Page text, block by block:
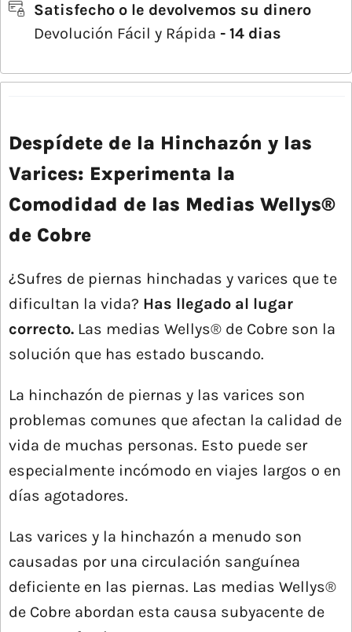
Satisfecho o le devolvemos su dinero
Devolución Fácil y Rápida - 14 dias
Despídete de la Hinchazón y las
Varices: Experimenta la
Comodidad de las Medias Wellys®
de Cobre
¿Sufres de piernas hinchadas y varices que te
dificultan la vida? Has llegado al lugar
correcto. Las medias Wellys® de Cobre son la
solución que has estado buscando.
La hinchazón de piernas y las varices son
problemas comunes que afectan la calidad de
vida de muchas personas. Esto puede ser
especialmente incómodo en viajes largos o en
días agotadores.
Las varices y la hinchazón a menudo son
causadas por una circulación sanguínea
deficiente en las piernas. Las medias Wellys®
de Cobre abordan esta causa subyacente de